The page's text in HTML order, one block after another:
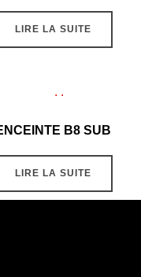
LIRE LA SUITE
B8 SUB
LIRE LA SUITE